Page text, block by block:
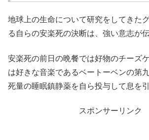
地球上の生命について研究をしてきた
る自らの安楽死の決断は、強い意志が
安楽死の前日の晩餐では好物のチーズ
は好きな音楽であるベートーベンの第
死量の睡眠鎮静薬を自ら投与して息を
スポンサーリンク